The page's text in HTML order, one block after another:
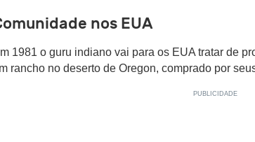
nos EUA
1981 o guru indiano vai para os EUA tratar de
rancho no deserto de Oregon, comprado por